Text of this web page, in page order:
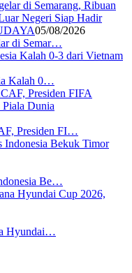
05/08/2026
di Semar…
Kalah 0…
Presiden FI…
Be…
Hyundai…